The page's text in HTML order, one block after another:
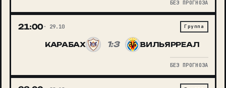
БЕЗ ПРОГНОЗА
21:00 29.10 Группа
КАРАБАХ 1:3 ВИЛЬЯРРЕАЛ
БЕЗ ПРОГНОЗА